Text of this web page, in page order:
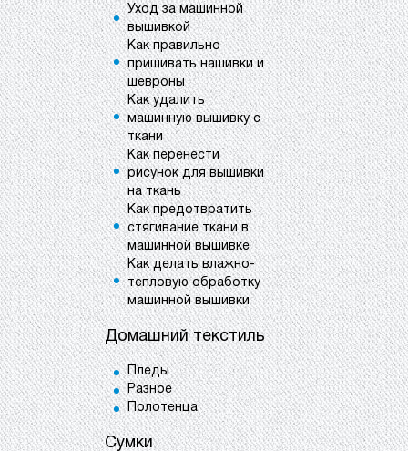
Уход за машинной
вышивкой
Как правильно
пришивать нашивки и
шевроны
Как удалить
машинную вышивку с
ткани
Как перенести
рисунок для вышивки
на ткань
Как предотвратить
стягивание ткани в
машинной вышивке
Как делать влажно-
тепловую обработку
машинной вышивки
Домашний текстиль
Пледы
Разное
Полотенца
Сумки